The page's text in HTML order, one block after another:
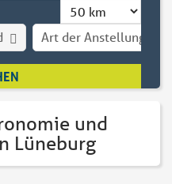
Art der Anstellung
und
Lüneburg